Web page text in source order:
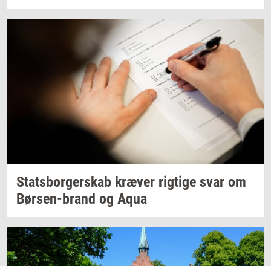
Stats­bor­ger­skab kræ­ver rig­ti­ge svar om
Børsen-​brand og Aqua